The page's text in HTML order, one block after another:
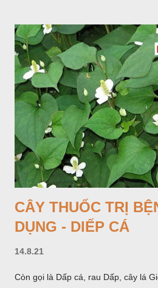
một mo to màu đỏ xanh có đốm
bao lấy một bong mo là một trục
phần hoa đực ở trên. Khoai nưa
Trung quốc, Việt nam, Campuchia,
Philippin. Ở nước ta, khoai nưa mọc
vùng rừng núi, được bà con nhiều
lâu đời ở trong vườn, quanh bờ ao,
đồi để làm thức ăn cho người và gia
Lạng s...
CÂY THUỐC TRỊ
DỤNG - DIẾP CÁ
14.8.21
Còn gọi là Dấp cá, rau Dấp, cây lá